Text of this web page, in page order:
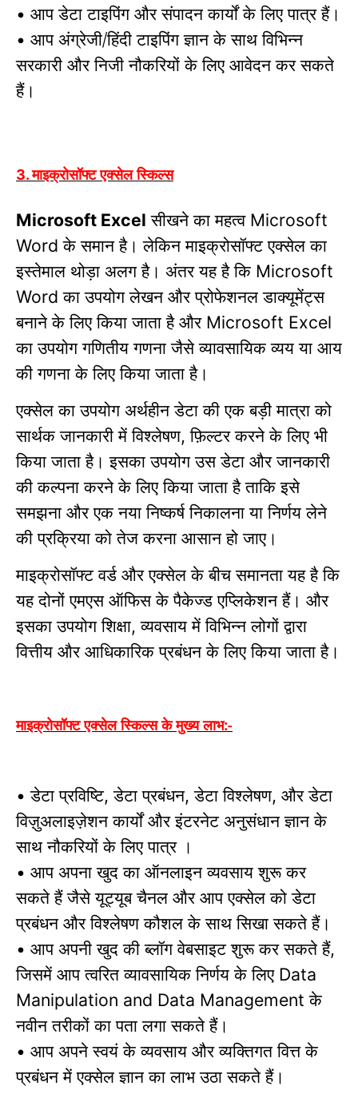
• आप डेटा टाइपिंग और संपादन कार्यों के लिए पात्र हैं।
• आप अंग्रेजी/हिंदी टाइपिंग ज्ञान के साथ विभिन्न
सरकारी और निजी नौकरियों के लिए आवेदन कर सकते
हैं।
3.माइक्रोसॉफ्ट एक्सेल स्किल्स
Microsoft Excel सीखने का महत्व Microsoft
Wordके समान है। लेकिन माइक्रोसॉफ्ट एक्सेल का
इस्तेमाल थोड़ा अलग है। अंतर यह है कि Microsoft
Wordका उपयोग लेखन और प्रोफेशनल डाक्यूमेंट्स
बनाने के लिए किया जाता है और Microsoft Excel
का उपयोग गणितीय गणना जैसे व्यावसायिक व्यय या आय
की गणना के लिए किया जाता है।
एक्सेल का उपयोग अर्थहीन डेटा की एक बड़ी मात्रा को
सार्थक जानकारी में विश्लेषण,फ़िल्टर करने के लिए भी
किया जाता है। इसका उपयोग उस डेटा और जानकारी
की कल्पना करने के लिए किया जाता है ताकि इसे
समझना और एक नया निष्कर्ष निकालना या निर्णय लेने
की प्रक्रिया को तेज करना आसान हो जाए।
माइक्रोसॉफ्ट वर्ड और एक्सेल के बीच समानता यह है कि
यह दोनों एमएस ऑफिस के पैकेज्ड एप्लिकेशन हैं। और
इसका उपयोग शिक्षा,व्यवसाय में विभिन्न लोगों द्वारा
वित्तीय और आधिकारिक प्रबंधन के लिए किया जाता है।
माइक्रोसॉफ्ट एक्सेल स्किल्स के मुख्य लाभ:-
•डेटा प्रविष्टि,डेटा प्रबंधन,डेटा विश्लेषण, और डेटा
विज़ुअलाइज़ेशन कार्यों और इंटरनेट अनुसंधान ज्ञान के
साथ नौकरियों के लिए पात्र ।
• आप अपना खुद का ऑनलाइन व्यवसाय शुरू कर
सकते हैं जैसे यूट्यूब चैनल और आप एक्सेल को डेटा
प्रबंधन और विश्लेषण कौशल के साथ सिखा सकते हैं।
• आप अपनी खुद की ब्लॉग वेबसाइट शुरू कर सकते हैं,
जिसमें आप त्वरित व्यावसायिक निर्णय के लिए Data
Manipulation and Data Management के
नवीन तरीकों का पता लगा सकते हैं।
• आप अपने स्वयं के व्यवसाय और व्यक्तिगत वित्त के
प्रबंधन में एक्सेल ज्ञान का लाभ उठा सकते हैं।